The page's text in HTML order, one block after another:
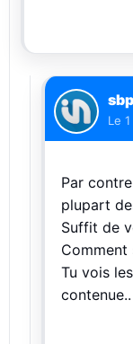
Le
Par
plupart
Suffit de
Tu vois